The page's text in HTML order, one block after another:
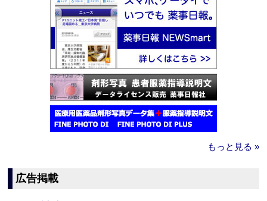
もっと見る »
広告掲載